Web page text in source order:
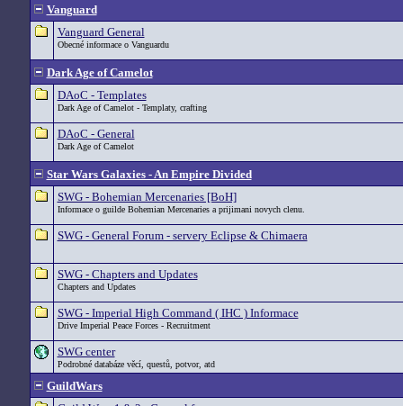
Vanguard
Vanguard General
Obecné informace o Vanguardu
Dark Age of Camelot
DAoC - Templates
Dark Age of Camelot - Templaty, crafting
DAoC - General
Dark Age of Camelot
Star Wars Galaxies - An Empire Divided
SWG - Bohemian Mercenaries [BoH]
Informace o guilde Bohemian Mercenaries a prijimani novych clenu.
SWG - General Forum - servery Eclipse & Chimaera
SWG - Chapters and Updates
Chapters and Updates
SWG - Imperial High Command ( IHC ) Informace
Drive Imperial Peace Forces - Recruitment
SWG center
Podrobné databáze věcí, questů, potvor, atd
GuildWars